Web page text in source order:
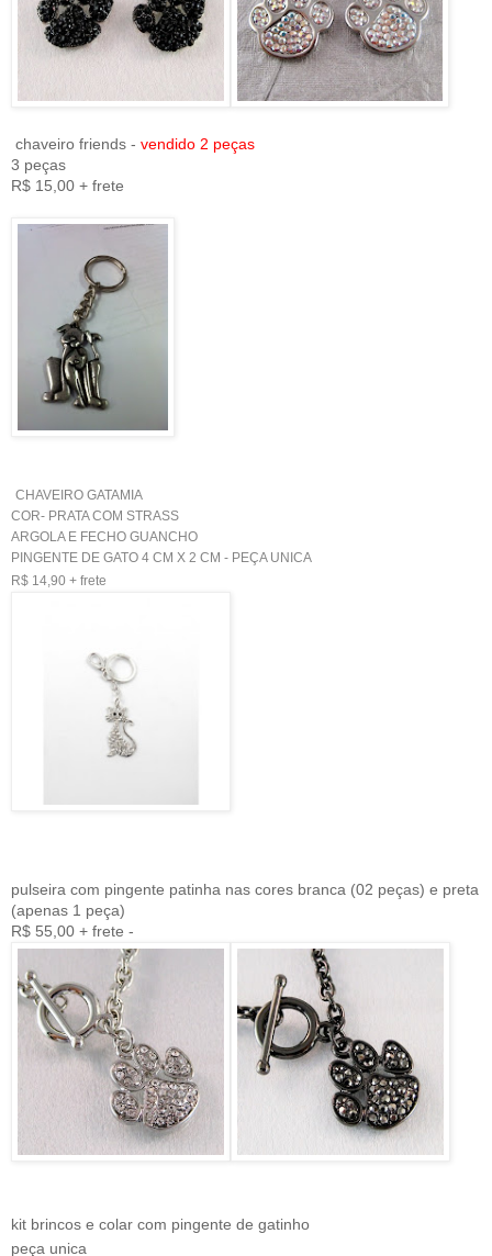
chaveiro friends - vendido 2 peças
3 peças
R$ 15,00 + frete
CHAVEIRO GATAMIA
COR- PRATA COM STRASS
ARGOLA E FECHO GUANCHO
PINGENTE DE GATO 4 CM X 2 CM - PEÇA UNICA
R$ 14,90 + frete
pulseira com pingente patinha nas cores branca (02 peças) e preta
(apenas 1 peça)
R$ 55,00 + frete -
kit brincos e colar com pingente de gatinho
peça unica